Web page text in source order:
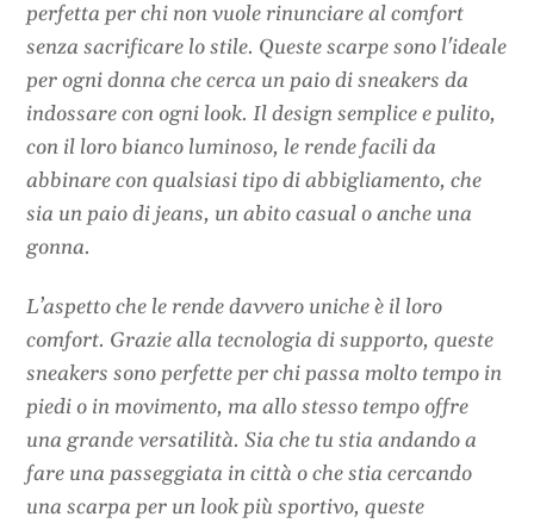
perfetta per chi non vuole rinunciare al comfort
senza sacrificare lo stile. Queste scarpe sono l'ideale
per ogni donna che cerca un paio di sneakers da
indossare con ogni look. Il design semplice e pulito,
con il loro bianco luminoso, le rende facili da
abbinare con qualsiasi tipo di abbigliamento, che
sia un paio di jeans, un abito casual o anche una
gonna.
L’aspetto che le rende davvero uniche è il loro
comfort. Grazie alla tecnologia di supporto, queste
sneakers sono perfette per chi passa molto tempo in
piedi o in movimento, ma allo stesso tempo offre
una grande versatilità. Sia che tu stia andando a
fare una passeggiata in città o che stia cercando
una scarpa per un look più sportivo, queste